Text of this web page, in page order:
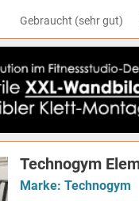
Gebraucht (sehr gut)
Technogym
Marke: Technogym